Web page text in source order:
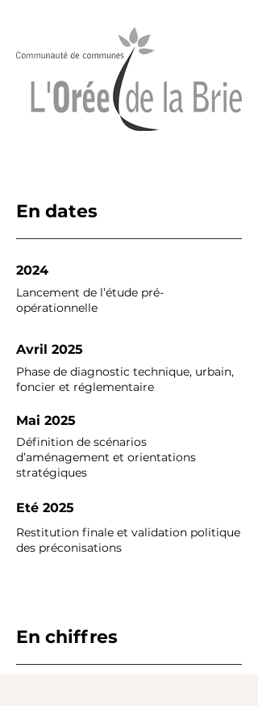
En dates
2024
Lancement de l’étude pré-
opérationnelle
Avril 2025
Phase de diagnostic technique, urbain,
foncier et réglementaire
Mai 2025
Définition de scénarios
d’aménagement et orientations
stratégiques
Eté 2025
Restitution finale et validation politique
des préconisations
En chiffres